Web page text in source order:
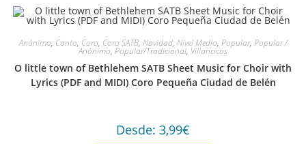
Anónimo, Canto, Coro, Coro SATB, Navidad, Nivel Medio, Popular, Popular /
Anónimo, Popular/Tradicional, Villancicos
O little town of Bethlehem SATB Sheet Music for Choir with
Lyrics (PDF and MIDI) Coro Pequeña Ciudad de Belén
Desde: 3,99€